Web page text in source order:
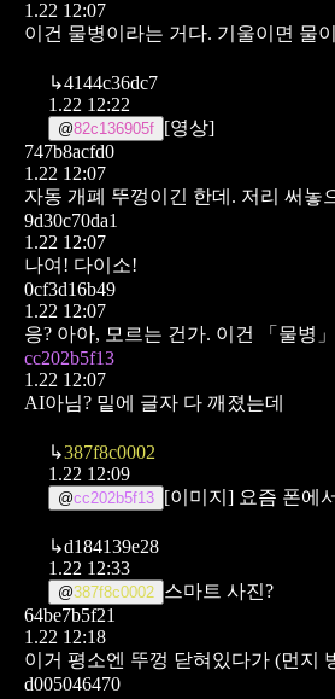
1.22 12:07
이건 물병이라는 거다. 기울이면 물
↳4144c36dc7
1.22 12:22
@82c136905f [영상]
747b8acfd0
1.22 12:07
자동 개폐 뚜껑이긴 한데. 저리 써놓
9d30c70da1
1.22 12:07
나여! 다이소!
0cf3d16b49
1.22 12:07
응? 아아, 모르는 건가. 이건 「물병
cc202b5f13
1.22 12:07
AI아님? 밑에 글자 다 깨졌는데
↳387f8c0002
1.22 12:09
@cc202b5f13 [이미지] 요즘 폰에
↳d184139e28
1.22 12:33
@387f8c0002 스마트 사진?
64be7b5f21
1.22 12:18
이거 평소엔 뚜껑 닫혀있다가 (먼지
d005046470